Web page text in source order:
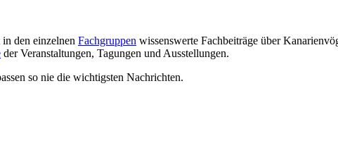
den einzelnen Fachgruppen wissenswerte Fachbeiträge über
der Veranstaltungen, Tagungen und Ausstellungen.
so nie die wichtigsten Nachrichten.